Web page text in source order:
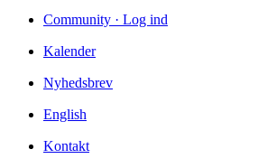
Community · Log ind
Kalender
Nyhedsbrev
English
Kontakt